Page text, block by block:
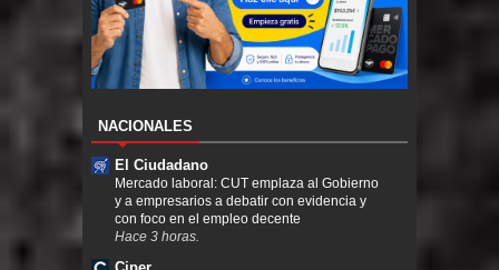
NACIONALES
El Ciudadano
Mercado laboral: CUT emplaza al Gobierno
y a empresarios a debatir con evidencia y
con foco en el empleo decente
Hace 3 horas.